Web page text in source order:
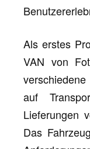
Als erstes
VAN von
auf
Lieferungen
Das